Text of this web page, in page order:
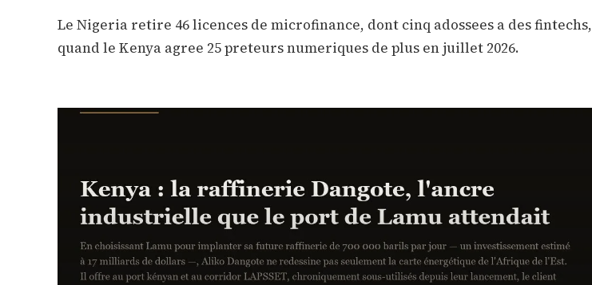
Le Nigeria retire 46 licences de microfinance, dont cinq adossees a des fintechs,
quand le Kenya agree 25 preteurs numeriques de plus en juillet 2026.